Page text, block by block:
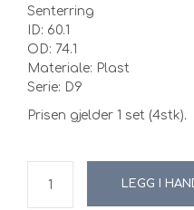
Senterring
ID: 60.1
OD: 74.1
Materiale: Plast
Serie: D9
Prisen gjelder 1 set (4stk).
LEGG I